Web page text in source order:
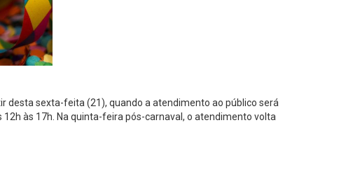
desta sexta-feita (21), quando a atendimento ao público será
às 17h. Na quinta-feira pós-carnaval, o atendimento volta